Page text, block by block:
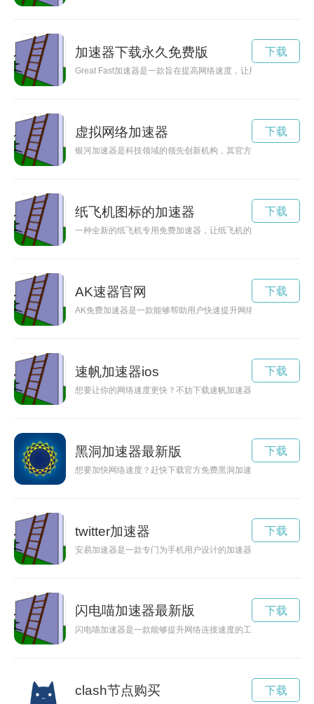
加速器下载永久免费版
Great Fast加速器是一款旨在提高网络速度，让用户畅享快速
下载
虚拟网络加速器
银河加速器是科技领域的领先创新机构，其官方网站是探索科
下载
纸飞机图标的加速器
一种全新的纸飞机专用免费加速器，让纸飞机的飞行更加迅速
下载
AK速器官网
AK免费加速器是一款能够帮助用户快速提升网络连接速度的工
下载
速帆加速器ios
想要让你的网络速度更快？不妨下载速帆加速器，帮助你轻松提
下载
黑洞加速器最新版
想要加快网络速度？赶快下载官方免费黑洞加速器，让您畅游互
下载
twitter加速器
安易加速器是一款专门为手机用户设计的加速器应用，能够有
下载
闪电喵加速器最新版
闪电喵加速器是一款能够提升网络连接速度的工具，让用户能
下载
clash节点购买 下载